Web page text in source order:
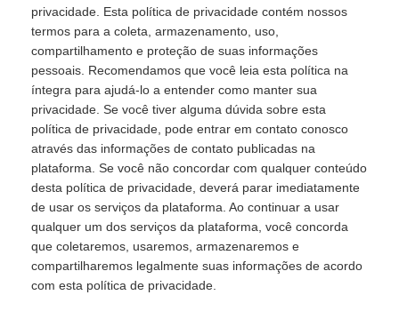
privacidade. Esta política de privacidade contém nossos
termos para a coleta, armazenamento, uso,
compartilhamento e proteção de suas informações
pessoais. Recomendamos que você leia esta política na
íntegra para ajudá-lo a entender como manter sua
privacidade. Se você tiver alguma dúvida sobre esta
política de privacidade, pode entrar em contato conosco
através das informações de contato publicadas na
plataforma. Se você não concordar com qualquer conteúdo
desta política de privacidade, deverá parar imediatamente
de usar os serviços da plataforma. Ao continuar a usar
qualquer um dos serviços da plataforma, você concorda
que coletaremos, usaremos, armazenaremos e
compartilharemos legalmente suas informações de acordo
com esta política de privacidade.